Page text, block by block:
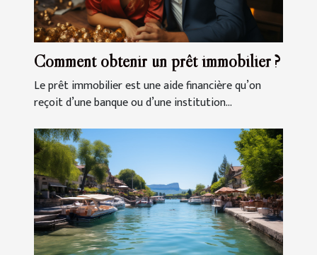
Comment obtenir un prêt immobilier ?
Le prêt immobilier est une aide financière qu’on
reçoit d’une banque ou d’une institution...